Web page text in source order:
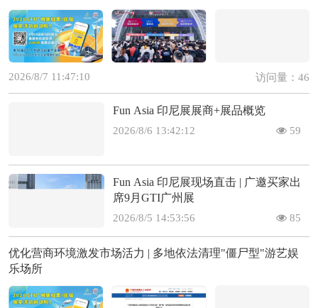
2026/8/7 11:47:10 访问量：46
Fun Asia 印尼展展商+展品概览
2026/8/6 13:42:12 59
Fun Asia 印尼展现场直击 | 广邀买家出
席9月GTI广州展
2026/8/5 14:53:56 85
优化营商环境激发市场活力 | 多地依法清理"僵尸型"游艺娱
乐场所